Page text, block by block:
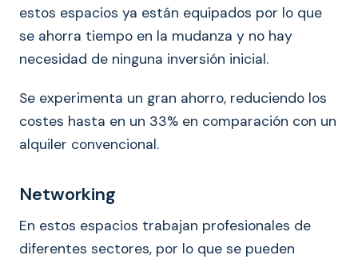
estos espacios ya están equipados por lo que
se ahorra tiempo en la mudanza y no hay
necesidad de ninguna inversión inicial.
Se experimenta un gran ahorro, reduciendo los
costes hasta en un 33% en comparación con un
alquiler convencional.
Networking
En estos espacios trabajan profesionales de
diferentes sectores, por lo que se pueden